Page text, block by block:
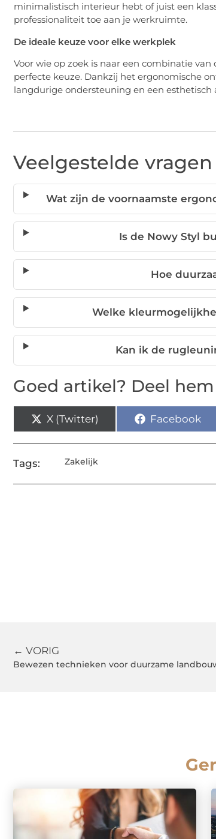
minimalistisch interieur hebt of juist een
professionaliteit toe aan je werkruimte.
De ideale keuze voor elke werkplek
Voor wie op zoek is naar een combinatie
perfecte keuze. Dankzij het ergonomische
langdurige ondersteuning en een
Veelgestelde vragen
Wat zijn de voornaamste
Is de Nowy Styl
Hoe
Welke
Kan ik de
Goed artikel? Deel
X (Twitter) Facebook
Tags: Zakelijk
← VORIG
Bewezen technieken voor duurzame